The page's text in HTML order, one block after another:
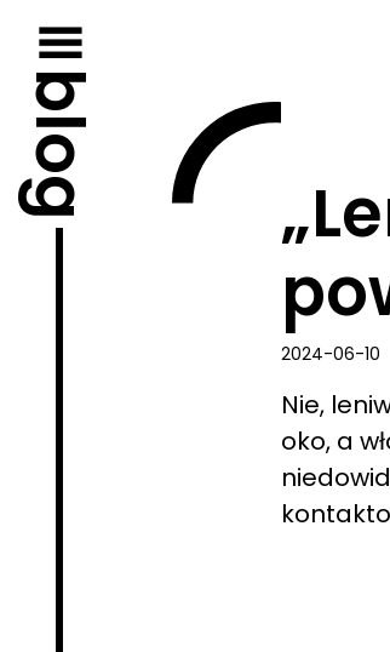
treści
blog
2024-06-10
Nie,
oko, a